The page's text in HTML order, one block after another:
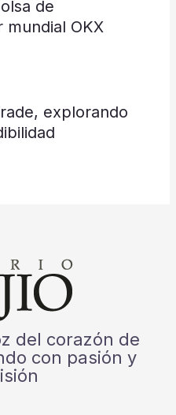
de
OKX
explorando
del corazón de
con pasión y